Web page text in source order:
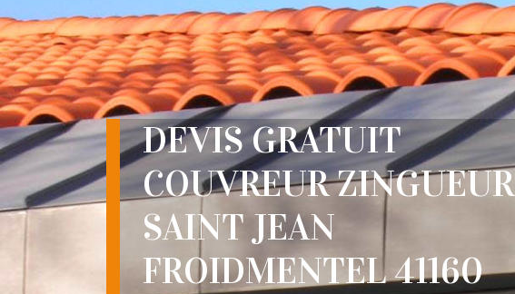
DEVIS GRATUIT
COUVREUR ZINGUEUR
SAINT JEAN
FROIDMENTEL 41160